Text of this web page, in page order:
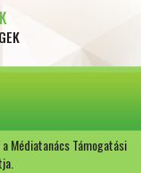
Médiatanács Támogatási